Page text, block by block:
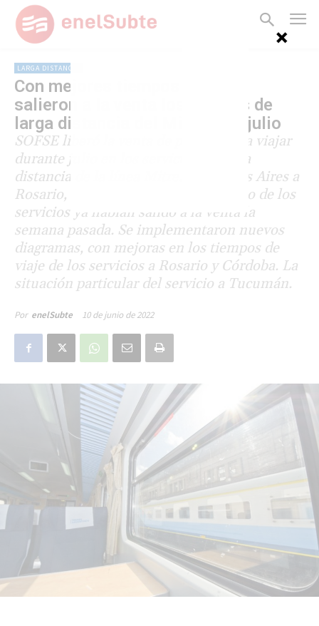
LARGA DISTANCIA
Con mejores tiempos de viaje,
salieron a la venta los pasajes de
larga distancia del Mitre para julio
SOFSE liberó la venta de pasajes para viajar
durante julio en los servicios de larga
distancia de la línea Mitre, de Buenos Aires a
Rosario, Córdoba y Tucumán. El resto de los
servicios ya habían salido a la venta la
semana pasada. Se implementaron nuevos
diagramas, con mejoras en los tiempos de
viaje de los servicios a Rosario y Córdoba. La
situación particular del servicio a Tucumán.
Por enelSubte 10 de junio de 2022